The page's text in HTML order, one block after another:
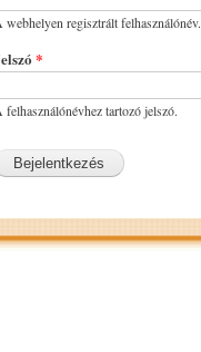
webhelyen regisztrált felhasználónév.
*
felhasználónévhez tartozó jelszó.